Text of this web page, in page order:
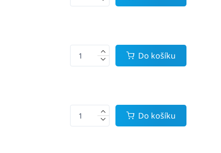
Do košíku
Do košíku